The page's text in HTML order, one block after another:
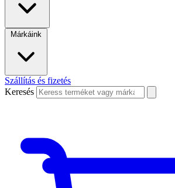
Márkáink
Szállítás és fizetés
Keresés